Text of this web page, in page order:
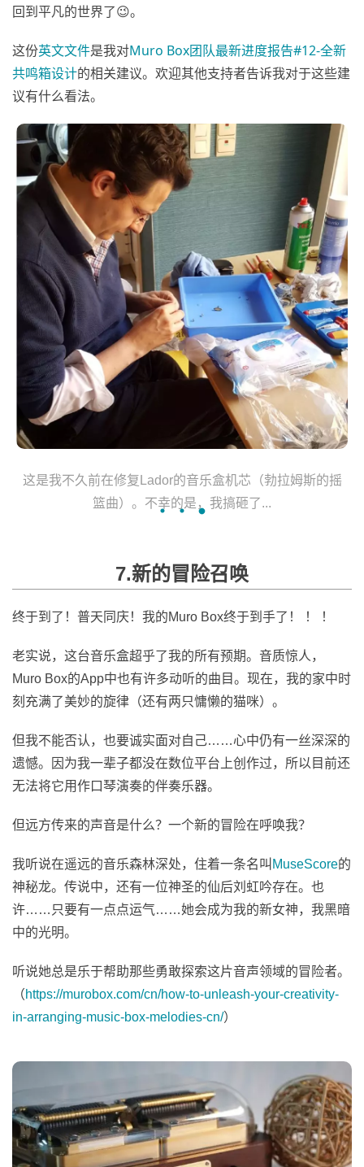
回到平凡的世界了😉。
这份英文文件是我对Muro Box团队最新进度报告#12-全新
共鸣箱设计的相关建议。欢迎其他支持者告诉我对于这些建
议有什么看法。
由于万圣节刚过不久... 这是我穿着“工作服”的样子。
7.新的冒险召唤
终于到了！普天同庆！我的Muro Box终于到手了！ ！ ！
老实说，这台音乐盒超乎了我的所有预期。音质惊人，
Muro Box的App中也有许多动听的曲目。现在，我的家中时
刻充满了美妙的旋律（还有两只慵懒的猫咪）。
但我不能否认，也要诚实面对自己……心中仍有一丝深深的
遗憾。因为我一辈子都没在数位平台上创作过，所以目前还
无法将它用作口琴演奏的伴奏乐器。
但远方传来的声音是什么？一个新的冒险在呼唤我？
我听说在遥远的音乐森林深处，住着一条名叫 MuseScore的
神秘龙。传说中，还有一位神圣的仙后刘虹吟存在。也
许……只要有一点点运气……她会成为我的新女神，我黑暗
中的光明。
听说她总是乐于帮助那些勇敢探索这片音声领域的冒险者。
（https://murobox.com/cn/how-to-unleash-your-creativity-
in-arranging-music-box-melodies-cn/）